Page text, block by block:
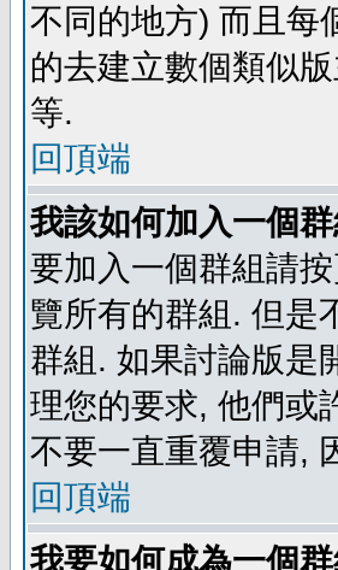
不同的地方) 而且每
的去建立數個類似
等.
回頂端
我該如何加入一個
要加入一個群組請
覽所有的群組. 但是
群組. 如果討論版是
理您的要求, 他們或
不要一直重覆申請,
回頂端
我要如何成為一個